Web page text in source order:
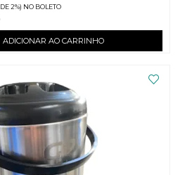
DE 2%) NO BOLETO
ADICIONAR AO CARRINHO